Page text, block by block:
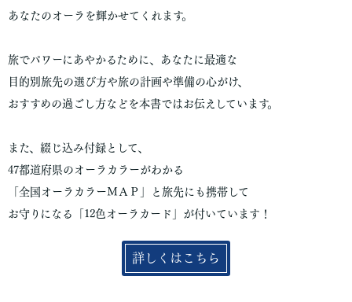
あなたのオーラを輝かせてくれます。
旅でパワーにあやかるために、あなたに最適な
目的別旅先の選び方や旅の計画や準備の心がけ、
おすすめの過ごし方などを本書ではお伝えしています。
また、綴じ込み付録として、
47都道府県のオーラカラーがわかる
「全国オーラカラーＭＡＰ」と旅先にも携帯して
お守りになる「12色オーラカード」が付いています！
詳しくはこちら